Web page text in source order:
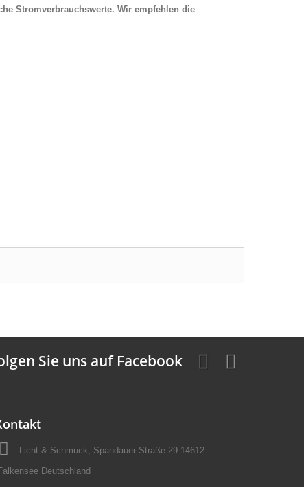
Stromverbrauchswerte. Wir empfehlen die
Sie uns auf Facebook
Licht & Schmuck, Spandauer Straße 29 14612
Deutschland